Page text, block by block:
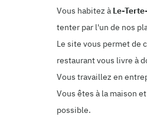
Vous habitez à Le-
tenter par l'un de nos
Le site vous permet de
restaurant vous livre à
Vous travaillez en
Vous êtes à la maison
possible.